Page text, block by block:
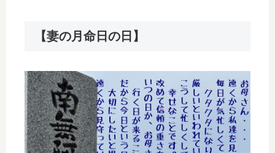
【妻の月命日の日】